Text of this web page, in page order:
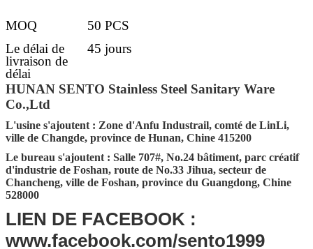
MOQ
50 PCS
Le délai de
livraison de
délai
d'exécution
45 jours
Détails de la
livraison
Port FOB
Tchang-cha, Shenzhen, Guangzhou,
Foshan
Emballage
Emballage standard de carton
d'exportation (l'autre condition de
requête)
HUNAN SENTO Stainless Steel Sanitary Ware
Co.,Ltd
L'usine s'ajoutent : Zone d'Anfu Industrail, comté de LinLi,
ville de Changde, province de Hunan, Chine 415200
Le bureau s'ajoutent : Salle 707#, No.24 bâtiment, parc créatif
d'industrie de Foshan, route de No.33 Jihua, secteur de
Chancheng, ville de Foshan, province du Guangdong, Chine
528000
LIEN DE FACEBOOK :
www.facebook.com/sento1999